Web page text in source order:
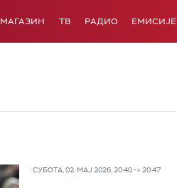
МАГАЗИН ТВ РАДИО ЕМИСИЈЕ
СУБОТА, 02. МАЈ 2026, 20:40 -> 20:47